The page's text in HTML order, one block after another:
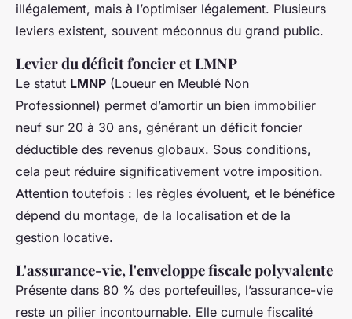
illégalement, mais à l’optimiser légalement. Plusieurs
leviers existent, souvent méconnus du grand public.
Levier du déficit foncier et LMNP
Le statut LMNP (Loueur en Meublé Non
Professionnel) permet d’amortir un bien immobilier
neuf sur 20 à 30 ans, générant un déficit foncier
déductible des revenus globaux. Sous conditions,
cela peut réduire significativement votre imposition.
Attention toutefois : les règles évoluent, et le bénéfice
dépend du montage, de la localisation et de la
gestion locative.
L'assurance-vie, l'enveloppe fiscale polyvalente
Présente dans 80 % des portefeuilles, l’assurance-vie
reste un pilier incontournable. Elle cumule fiscalité